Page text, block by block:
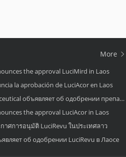
More
the approval LuciMird in Laos
la aprobación de LuciAcor en Laos
об одобрении препарата LuciAcor в Лаосе.
the approval LuciAcor in Laos
าศการอนุมัติ LuciRevu ในประเทศลาว
об одобрении LuciRevu в Лаосе